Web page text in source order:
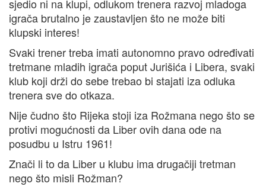
sjedio ni na klupi, odlukom trenera razvoj mladoga
igrača brutalno je zaustavljen što ne može biti
klupski interes!
Svaki trener treba imati autonomno pravo određivati
tretmane mladih igrača poput Jurišića i Libera, svaki
klub koji drži do sebe trebao bi stajati iza odluka
trenera sve do otkaza.
Nije čudno što Rijeka stoji iza Rožmana nego što se
protivi mogućnosti da Liber ovih dana ode na
posudbu u Istru 1961!
Znači li to da Liber u klubu ima drugačiji tretman
nego što misli Rožman?